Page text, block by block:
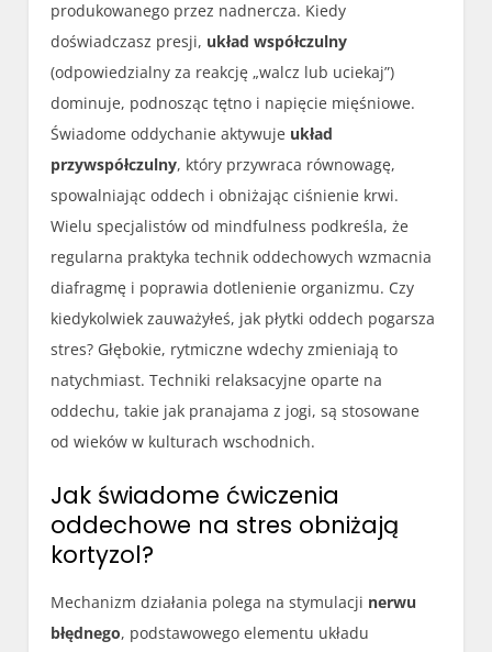
produkowanego przez nadnercza. Kiedy
doświadczasz presji, układ współczulny
(odpowiedzialny za reakcję „walcz lub uciekaj”)
dominuje, podnosząc tętno i napięcie mięśniowe.
Świadome oddychanie aktywuje układ
przywspółczulny, który przywraca równowagę,
spowalniając oddech i obniżając ciśnienie krwi.
Wielu specjalistów od mindfulness podkreśla, że
regularna praktyka technik oddechowych wzmacnia
diafragmę i poprawia dotlenienie organizmu. Czy
kiedykolwiek zauważyłeś, jak płytki oddech pogarsza
stres? Głębokie, rytmiczne wdechy zmieniają to
natychmiast. Techniki relaksacyjne oparte na
oddechu, takie jak pranajama z jogi, są stosowane
od wieków w kulturach wschodnich.
Jak świadome ćwiczenia
oddechowe na stres obniżają
kortyzol?
Mechanizm działania polega na stymulacji nerwu
błędnego, podstawowego elementu układu